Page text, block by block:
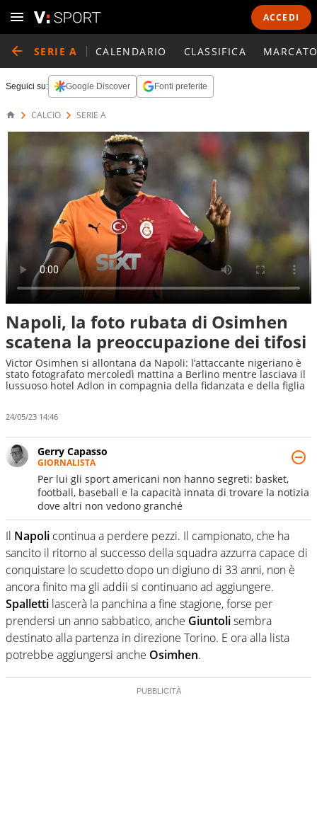
ACCEDI
SERIE A CALENDARIO CLASSIFICA
Seguici su: Google Discover Fonti preferite
CALCIO SERIE A
Napoli, la foto rubata di Osimhen
scatena la preoccupazione dei tifosi
Victor Osimhen si allontana da Napoli: l’attaccante nigeriano è
stato fotografato mercoledì mattina a Berlino mentre lasciava il
lussuoso hotel Adlon in compagnia della fidanzata e della figlia
24/05/23 14:46
Gerry Capasso
GIORNALISTA
Per lui gli sport americani non hanno segreti: basket,
football, baseball e la capacità innata di trovare la notizia
dove altri non vedono granché
Il Napoli continua a perdere pezzi. Il campionato, che ha
sancito il ritorno al successo della squadra azzurra capace di
conquistare lo scudetto dopo un digiuno di 33 anni, non è
ancora finito ma gli addii si continuano ad aggiungere.
Spalletti lascerà la panchina a fine stagione, forse per
prendersi un anno sabbatico, anche Giuntolisembra
destinato alla partenza in direzione Torino. E ora alla lista
potrebbe aggiungersi anche Osimhen.